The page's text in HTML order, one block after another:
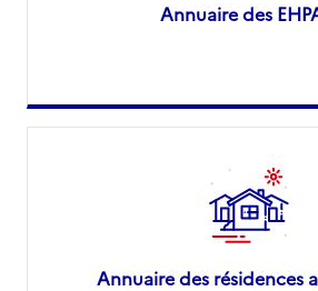
Annuaire des
Annuaire des résidences